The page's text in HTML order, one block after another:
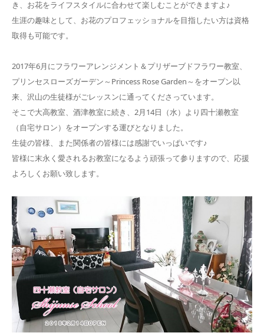
き、お花をライフスタイルに合わせて楽しむことができますよ♪
生涯の趣味として、お花のプロフェッショナルを目指したい方は資格
取得も可能です。
2017年6月にフラワーアレンジメント＆プリザーブドフラワー教室、
プリンセスローズガーデン～Princess Rose Garden～をオープン以
来、沢山の生徒様がごレッスンに通ってくださっています。
そこで大高教室、酒津教室に続き、2月14日（水）より四十瀬教室
（自宅サロン）をオープンする運びとなりました。
生徒の皆様、また関係者の皆様には感謝でいっぱいです♪
皆様に末永く愛されるお教室になるよう頑張って参りますので、応援
よろしくお願い致します。